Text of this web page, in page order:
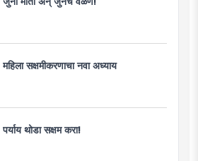
महिला सक्षमीकरणाचा नवा अध्याय
पर्याय थोडा सक्षम करा!